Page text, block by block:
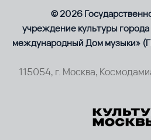
© 2026
учреждение культуры
международный Дом музыки»
115054, г. Москва,